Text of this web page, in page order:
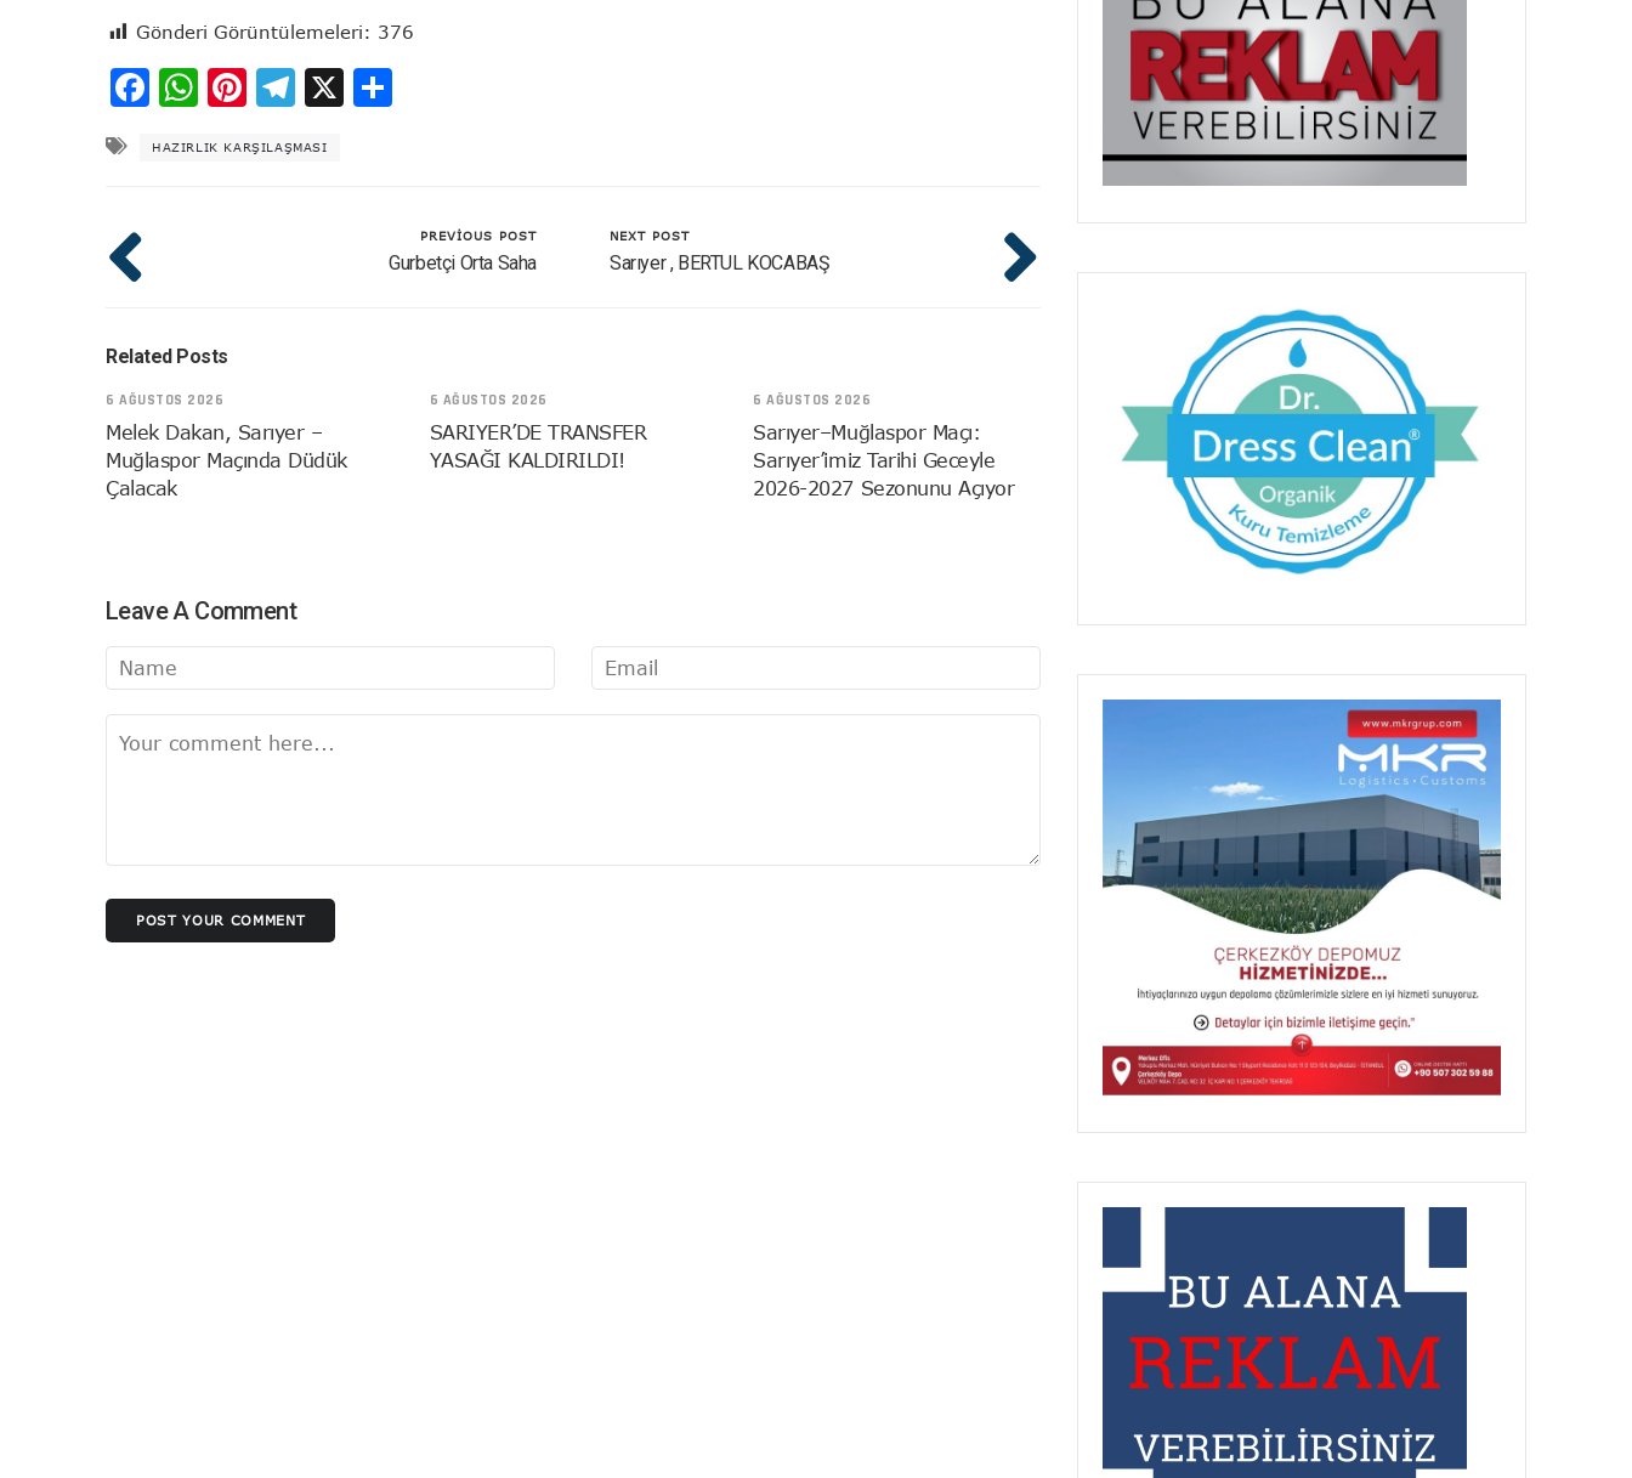
Gönderi Görüntülemeleri: 376
Facebook
WhatsApp
Pinterest
Telegram
X
HAZIRLIK KARŞILAŞMASI
PREVIOUS POST
Gurbetçi Orta Saha
NEXT POST
Sarıyer , BERTUL KOCABAŞ
Related Posts
6 AĞUSTOS 2026
Melek Dakan, Sarıyer –
Muğlaspor Maçında Düdük
Çalacak
6 AĞUSTOS 2026
SARIYER’DE TRANSFER
YASAĞI KALDIRILDI!
6 AĞUSTOS 2026
Sarıyer–Muğlaspor Maçı:
Sarıyer’imiz Tarihi Geceyle
2026-2027 Sezonunu Açıyor
Leave A Comment
POST YOUR COMMENT